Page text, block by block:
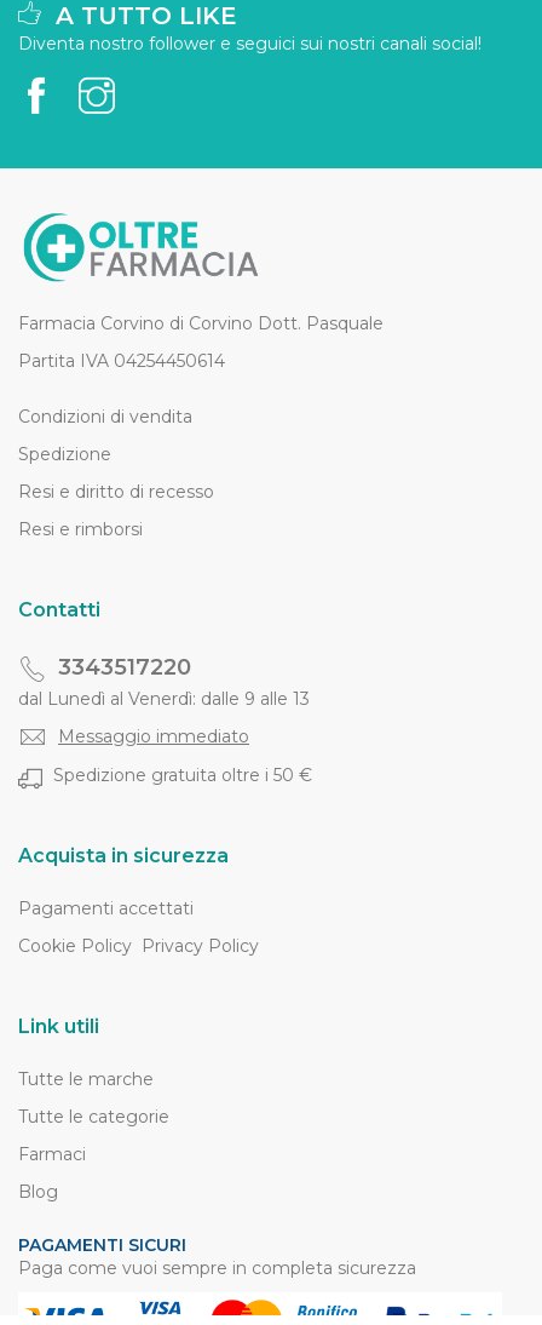
A TUTTO LIKE
Diventa nostro follower e seguici sui nostri canali social!
Farmacia Corvino di Corvino Dott. Pasquale
Partita IVA 04254450614
Condizioni di vendita
Spedizione
Resi e diritto di recesso
Resi e rimborsi
Contatti
3343517220
dal Lunedì al Venerdì: dalle 9 alle 13
Messaggio immediato
Spedizione gratuita oltre i 50 €
Acquista in sicurezza
Pagamenti accettati
Cookie Policy Privacy Policy
Link utili
Tutte le marche
Tutte le categorie
Farmaci
Blog
PAGAMENTI SICURI
Paga come vuoi sempre in completa sicurezza